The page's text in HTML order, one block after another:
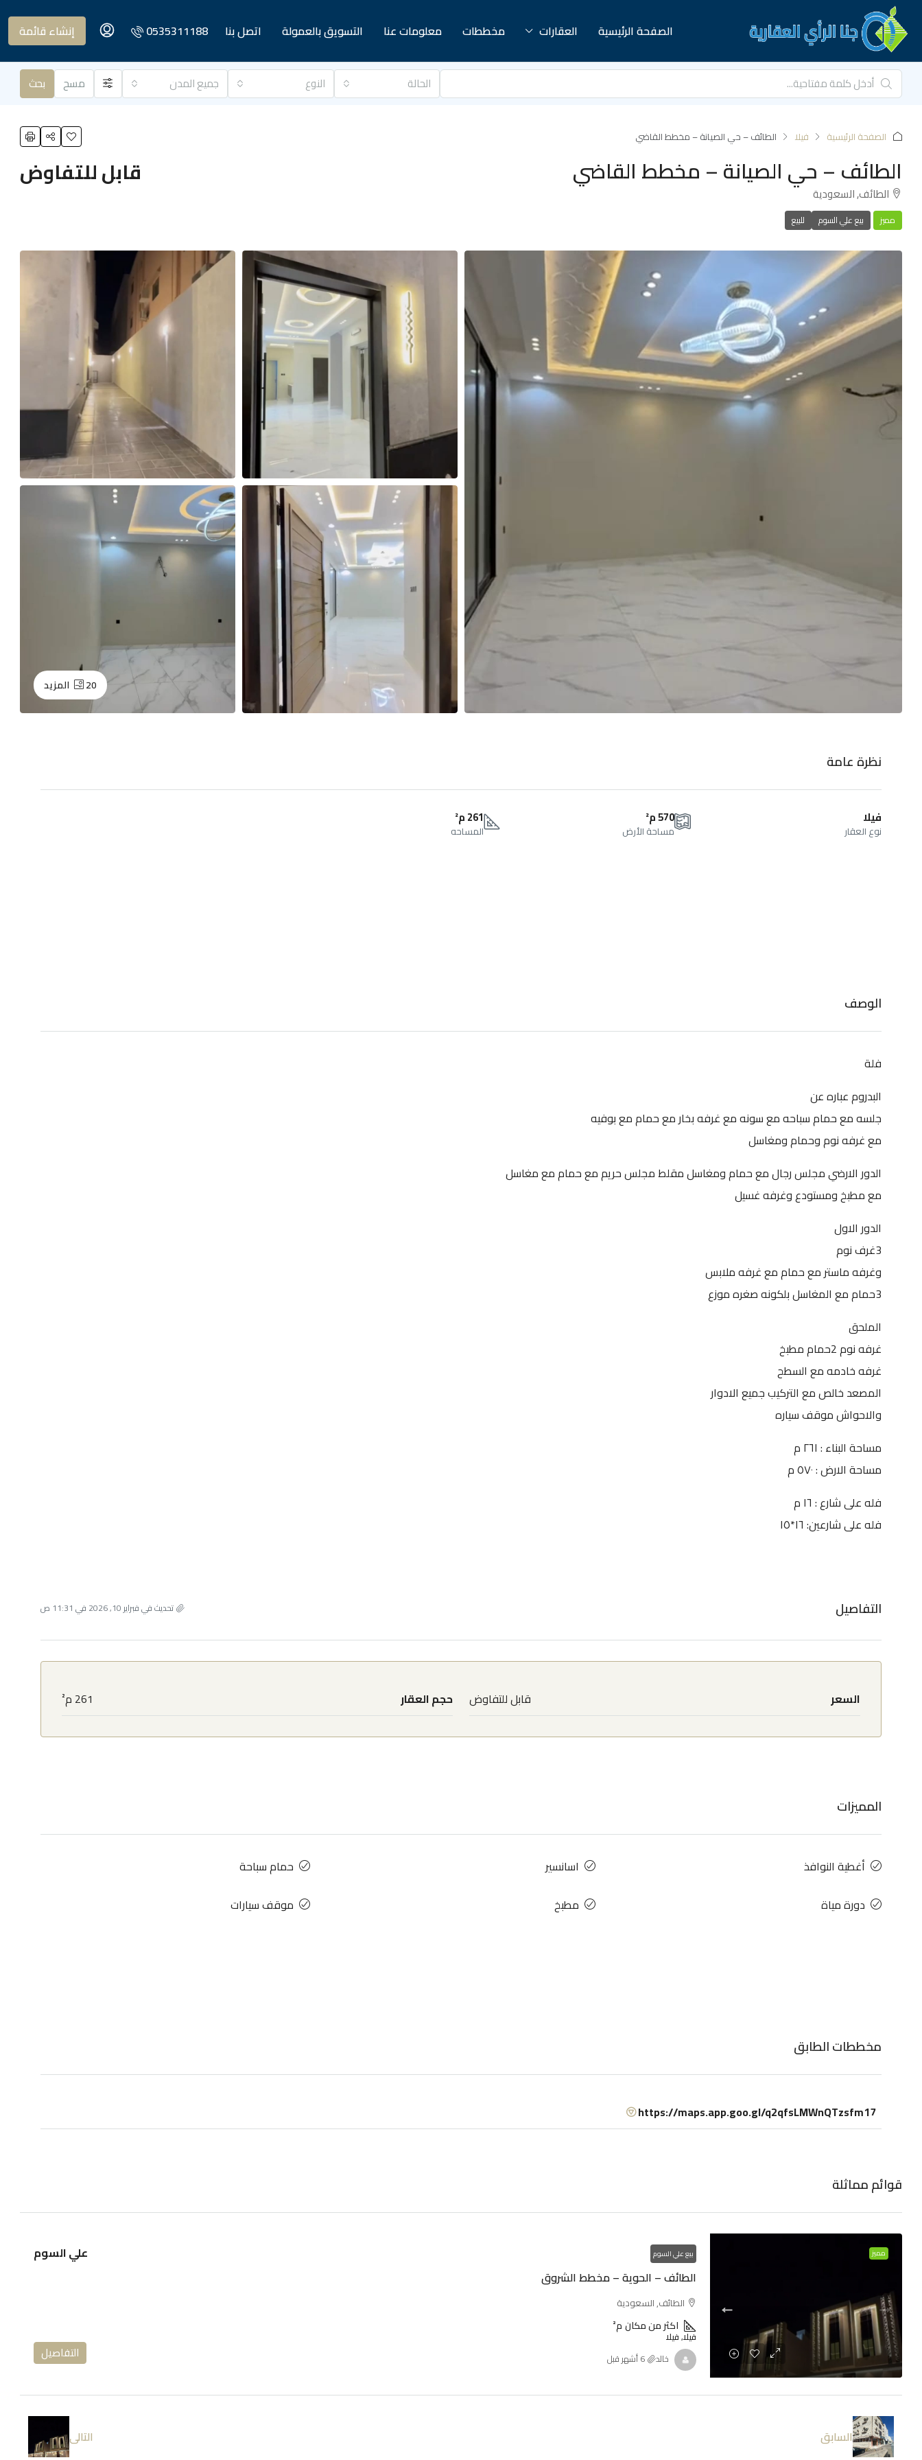
الصفحة الرئيسية العقارات مخططات معلومات عنا التسويق بالعمولة اتصل بنا 0535311188 إنشاء قائمة
الحالة النوع جميع المدن مسح بحث
الصفحة الرئيسية فيلا الطائف – حي الصيانة – مخطط القاضي
الطائف – حي الصيانة – مخطط القاضي
الطائف, السعودية
مميز بيع علي السوم للبيع
قابل للتفاوض
20 المزيد
نظرة عامة
فيلا
نوع العقار
570 م²
مساحة الأرض
261 م²
المساحه
الوصف
فلة
البدروم عباره عن
جلسه مع حمام سباحه مع سونه مع غرفه بخار مع حمام مع بوفيه
مع غرفه نوم وحمام ومغاسل
الدور الارضي مجلس رجال مع حمام ومغاسل مقلط مجلس حريم مع حمام مع مغاسل
مع مطبخ ومستودع وغرفه غسيل
الدور الاول
3غرف نوم
وغرفه ماستر مع حمام مع غرفه ملابس
3حمام مع المغاسل بلكونه صغره موزع
الملحق
غرفه نوم 2حمام مطبخ
غرفه خادمه مع السطح
المصعد خالص مع التركيب جميع الادوار
والاحواش موقف سياره
مساحة البناء : ٢٦١ م
مساحة الارض : ٥٧٠ م
فله على شارع : ١٦ م
فله على شارعين: ١٦*١٥
التفاصيل تحديث في فبراير 10, 2026 في 11:31 ص
السعر قابل للتفاوض حجم العقار 261 م²
المميزات
أغطية النوافذ اسانسير
حمام سباحة
دورة مياة
مطبخ موقف سيارات
مخططات الطابق
https://maps.app.goo.gl/q2qfsLMWnQTzsfm17
قوائم مماثلة
مميز بيع علي السوم
الطائف – الحوية – مخطط الشروق
علي السوم
الطائف, السعودية
اكثر من مكانم²
فيلا, فيلا
التفاصيل خالد
السابق التالى